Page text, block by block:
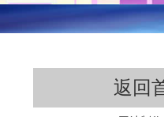
返回